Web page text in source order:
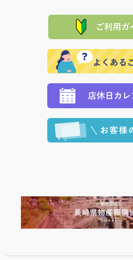
れの生産メーカーからお客様の
で、 それぞれ個別に送料が必要
品代金を返金いたします。）
その際は誠に申し訳ありません
願いいたします。
た場合、お客様からの ご入金を
※「クレジットカード」「
定された場合は、準備出来次第
ます。 （到着日指定をされてい
程に合わせてお届けいたします。